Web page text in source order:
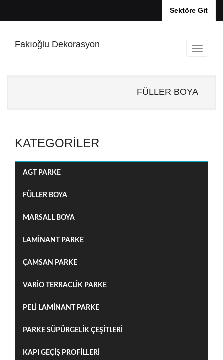
Sektöre Git
Fakıoğlu Dekorasyon
FÜLLER BOYA
KATEGORILER
AGT PARKE
FÜLLER BOYA
MARSALL BOYA
LAMİNANT PARKE
ÇAMSAN PARKE
VARİO TERRACLİK PARKE
PELİ LAMİNANT PARKE
PARKE SÜPÜRGELİK ÇEŞİTLERİ
KAPI GEÇİŞ PROFİLLERİ